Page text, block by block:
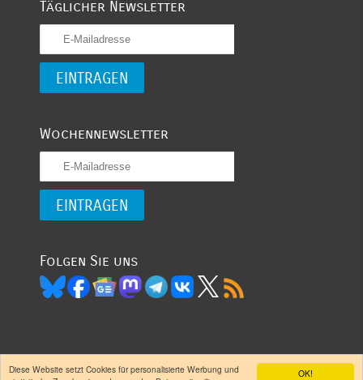
OK!
Diese Website setzt Cookies für personalisierte Werbung und
Täglicher Newsletter
Wochennewsletter
Folgen Sie uns
(CC) 2007 -
- garantiert oligarchenfrei
Entwickelt